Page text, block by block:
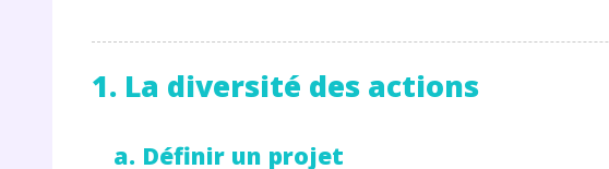
1. La diversité des actions
a. Définir un projet